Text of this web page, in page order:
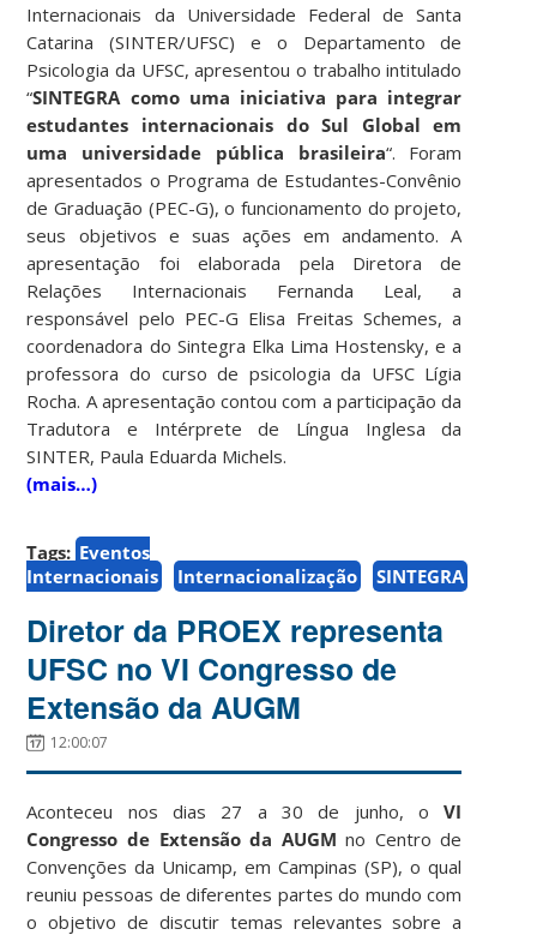
Internacionais da Universidade Federal de Santa
Catarina (SINTER/UFSC) e o Departamento de
Psicologia da UFSC, apresentou o trabalho intitulado
“SINTEGRA como uma iniciativa para integrar
estudantes internacionais do Sul Global em
uma universidade pública brasileira“. Foram
apresentados o Programa de Estudantes-Convênio
de Graduação (PEC-G), o funcionamento do projeto,
seus objetivos e suas ações em andamento. A
apresentação foi elaborada pela Diretora de
Relações Internacionais Fernanda Leal, a
responsável pelo PEC-G Elisa Freitas Schemes, a
coordenadora do Sintegra Elka Lima Hostensky, e a
professora do curso de psicologia da UFSC Lígia
Rocha. A apresentação contou com a participação da
Tradutora e Intérprete de Língua Inglesa da
SINTER, Paula Eduarda Michels.
(mais…)
Tags: Eventos
Internacionais
Internacionalização SINTEGRA
Diretor da PROEX representa
UFSC no VI Congresso de
Extensão da AUGM
12:00:07
Aconteceu nos dias 27 a 30 de junho, oVI
Congresso de Extensão da AUGM no Centro de
Convenções da Unicamp, em Campinas (SP), o qual
reuniu pessoas de diferentes partes do mundo com
o objetivo de discutir temas relevantes sobre a